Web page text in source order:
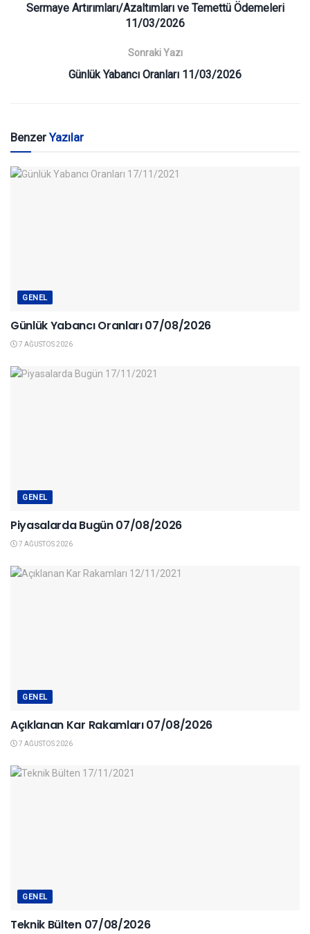
Sermaye Artırımları/Azaltımları ve Temettü Ödemeleri
11/03/2026
Sonraki Yazı
Günlük Yabancı Oranları 11/03/2026
BenzerYazılar
GENEL
Günlük Yabancı Oranları 07/08/2026
7 AĞUSTOS 2026
GENEL
Piyasalarda Bugün 07/08/2026
7 AĞUSTOS 2026
GENEL
Açıklanan Kar Rakamları 07/08/2026
7 AĞUSTOS 2026
GENEL
Teknik Bülten 07/08/2026